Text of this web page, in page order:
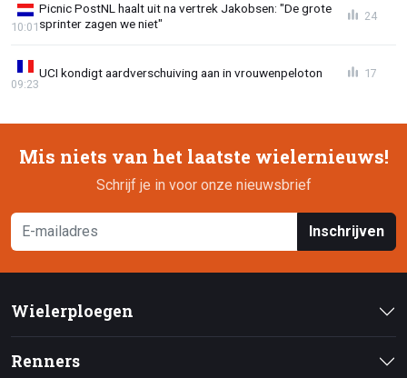
Picnic PostNL haalt uit na vertrek Jakobsen: "De grote
sprinter zagen we niet"
10:01
24
UCI kondigt aardverschuiving aan in vrouwenpeloton
09:23
17
Mis niets van het laatste wielernieuws!
Schrijf je in voor onze nieuwsbrief
Inschrijven
Wielerploegen
Renners